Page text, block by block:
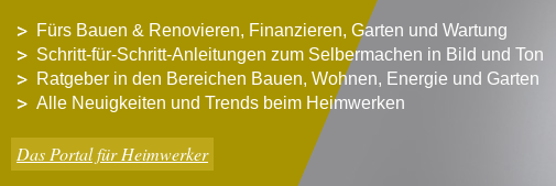
Fürs Bauen & Renovieren, Finanzieren, Garten und Wartung
Schritt-für-Schritt-Anleitungen zum Selbermachen in Bild und Ton
Ratgeber in den Bereichen Bauen, Wohnen, Energie und Garten
Alle Neuigkeiten und Trends beim Heimwerken
Das Portal für Heimwerker